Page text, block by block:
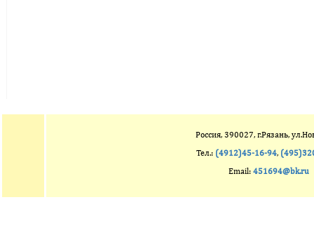
Россия, 390027, г.Рязань,
Тел.: (4912)45-16-94,
Email: 451694@bk.ru